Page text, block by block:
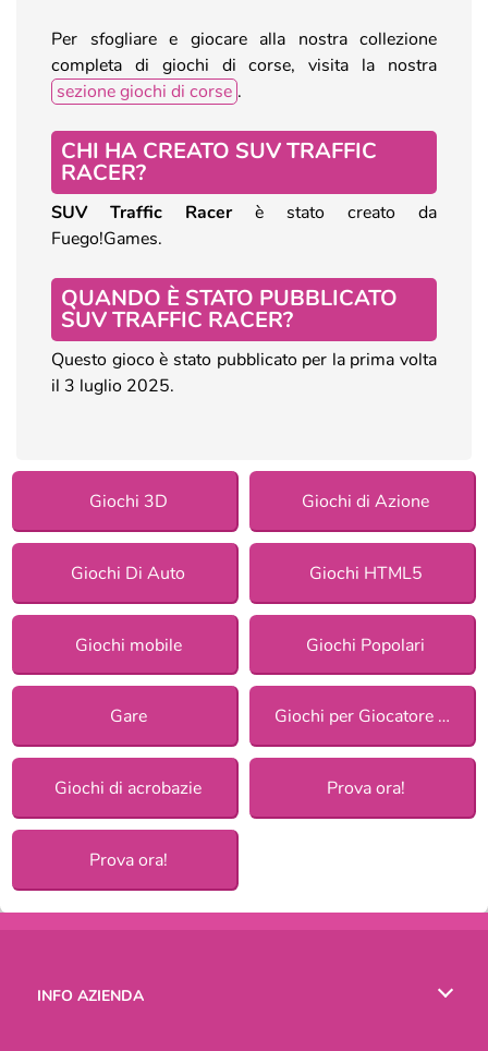
Per sfogliare e giocare alla nostra collezione
completa di giochi di corse, visita la nostra
sezione giochi di corse .
CHI HA CREATO SUV TRAFFIC
RACER?
SUV Traffic Racerè stato creato da
Fuego!Games.
QUANDO È STATO PUBBLICATO
SUV TRAFFIC RACER?
Questo gioco è stato pubblicato per la prima volta
il 3 luglio 2025.
Giochi 3D Giochi di Azione
Giochi Di Auto Giochi HTML5
Giochi mobile Giochi Popolari
Gare Giochi per Giocatore Singolo
Giochi di acrobazie Prova ora!
Prova ora!
INFO AZIENDA